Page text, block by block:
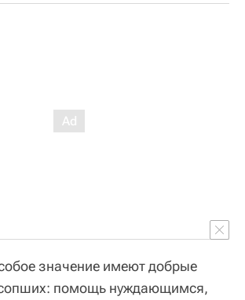
значение имеют добрые
помощь нуждающимся,